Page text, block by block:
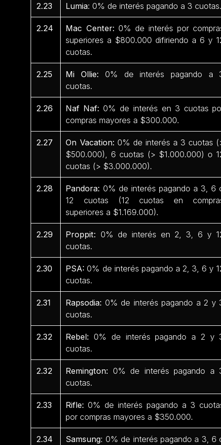
2.23 Lumia: 0% de interés pagando a 3
2.24 Mac Center: 0% de interés por
superiores a $800.000 difiriendo a 6 y
cuotas.
2.25 Mi Ollie: 0% de interés pagando a
cuotas.
2.26 Naf Naf: 0% de interés en 3 cuotas
compras mayores a $300.000.
2.27 On Vacation: 0% de interés a 3 cuotas
$500.000), 6 cuotas (> $1.000.000) o
cuotas (> $3.000.000).
2.28 Pandora: 0% de interés pagando a 3, 6
12 cuotas (12 cuotas en
superiores a $1.169.000).
2.29 Proppit: 0% de interés en 2, 3, 6 y
cuotas.
2.30 PSA: 0% de interés pagando a 2, 3, 6 y
cuotas.
2.31 Rapsodia: 0% de interés pagando a 2 y
cuotas.
2.32 Rebel: 0% de interés pagando a 2 y
cuotas.
2.32 Remington: 0% de interés pagando a
cuotas.
2.33 Rifle:0% de interés pagando a 3
por compras mayores a $350.000.
2.34 Samsung: 0% de interés pagando a 3, 6